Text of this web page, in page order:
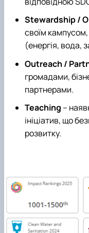
Stewardship /
своїм
(енергія, вода,
Outreach /
громадами,
партнерами.
Teaching –
ініціатив, що
розвитку.